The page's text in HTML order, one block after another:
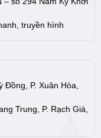
truyền hình
Đồng, P. Xuân Hòa,
Trung, P. Rạch Giá,